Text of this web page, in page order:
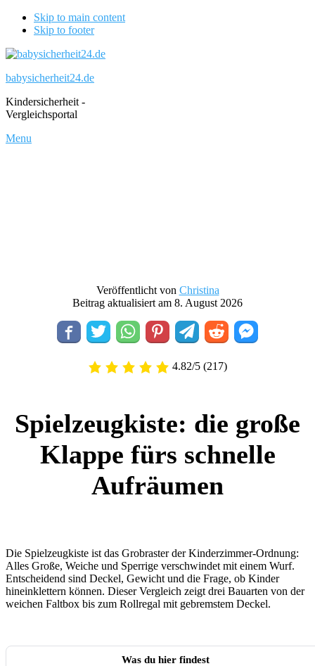
Skip to main content
Skip to footer
babysicherheit24.de
Kindersicherheit -
Vergleichsportal
Menu
Veröffentlicht von Christina
Beitrag aktualisiert am 8. August 2026
4.82/5 (217)
Spielzeugkiste: die große
Klappe fürs schnelle
Aufräumen
Die Spielzeugkiste ist das Grobraster der Kinderzimmer-Ordnung:
Alles Große, Weiche und Sperrige verschwindet mit einem Wurf.
Entscheidend sind Deckel, Gewicht und die Frage, ob Kinder
hineinklettern können. Dieser Vergleich zeigt drei Bauarten von der
weichen Faltbox bis zum Rollregal mit gebremstem Deckel.
Was du hier findest